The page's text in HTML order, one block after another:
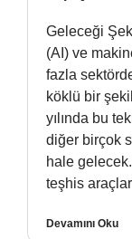
Geleceği
(AI) ve
fazla
köklü bir
yılında bu
diğer birçok
hale
teşhis
Devamını Oku